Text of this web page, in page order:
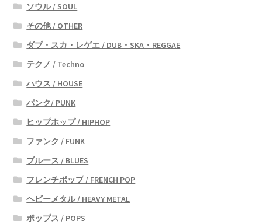
ソウル / SOUL
その他 / OTHER
ダブ・スカ・レゲエ / DUB・SKA・REGGAE
テクノ / Techno
ハウス / HOUSE
パンク/ PUNK
ヒップホップ / HIPHOP
ファンク / FUNK
ブルース / BLUES
フレンチポップ / FRENCH POP
ヘビーメタル / HEAVY METAL
ポップス / POPS